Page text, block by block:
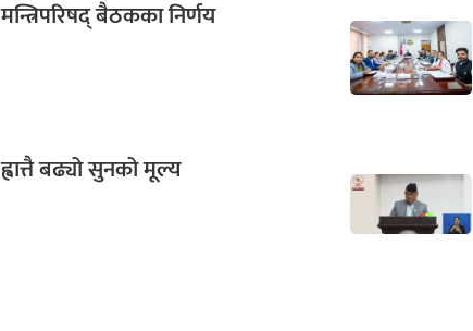
मन्त्रिपरिषद् बैठकका निर्णय
ह्वात्तै बढ्यो सुनको मूल्य